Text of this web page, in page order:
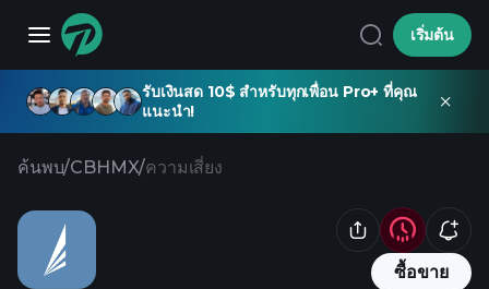
เริ่มต้น
รับเงินสด 10$ สำหรับทุกเพื่อน Pro+ ที่คุณ
แนะนำ!
ค้นพบ/CBHMX/ความเสี่ยง
ซื้อขาย